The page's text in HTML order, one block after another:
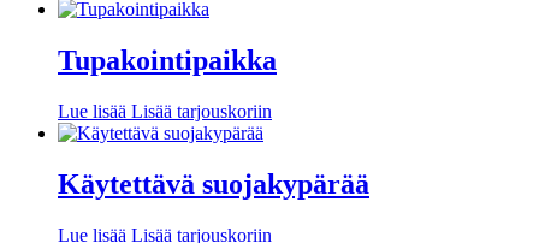
Tupakointipaikka
Lue lisää Lisää tarjouskoriin
Käytettävä suojakypärää
Lue lisää Lisää tarjouskoriin